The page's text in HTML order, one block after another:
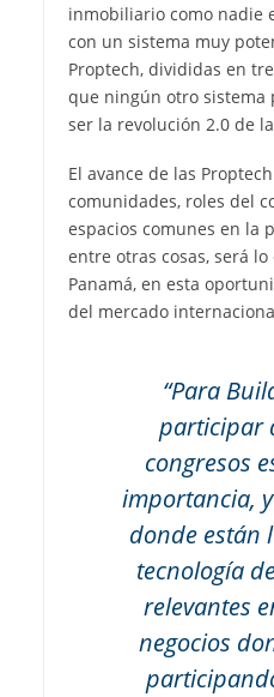
inmobiliario como nadie
con un sistema muy
Proptech, divididas en
que ningún otro sistema
ser la revolución 2.0 de
El avance de las
comunidades, roles del
espacios comunes en la
entre otras cosas, será
Panamá, en esta
del mercado
“Para
participar
congresos
importancia,
donde están
tecnología
relevantes
negocios